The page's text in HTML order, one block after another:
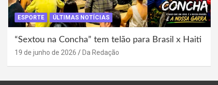
ESPORTE ÚLTIMAS NOTÍCIAS
“Sextou na Concha” tem telão para Brasil x Haiti
19 de junho de 2026 Da Redação